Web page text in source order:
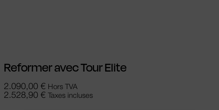
Reformer avec Tour Elite
2.090,00 € Hors TVA
2.528,90 € Taxes incluses